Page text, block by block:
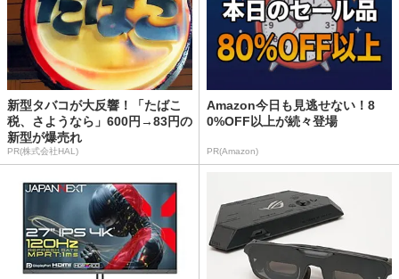
新型タバコが大反響！「たばこ
税、さようなら」600円→83円の
新型が爆売れ
PR(株式会社HAL)
Amazon今日も見逃せない！8
0%OFF以上が続々登場
PR(Amazon)